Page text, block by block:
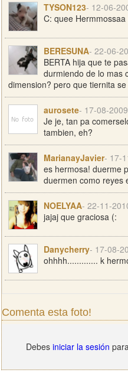
TYSON123- 12-06-
C: quee
BERESUNA- 22-06-
BERTA hija que te
durmiendo de lo mas
dimension? pero que tiernita
aurosete- 17-08-
Je je, tan pa
tambien, eh?
MarianayJavier- 17-
es hermosa! duerme
duermen como reyes
NOELYAA- 22-11-
jajaj que graciosa (:
Danycherry- 17-08-
ohhhh............. k
Comenta esta foto!
Debes iniciar la sesión